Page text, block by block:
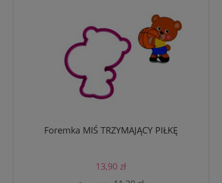
Foremka MIŚ TRZYMAJĄCY PIŁKĘ
13,90 zł